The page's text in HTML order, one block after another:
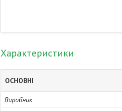
Характеристики
ОСНОВНІ
Виробник